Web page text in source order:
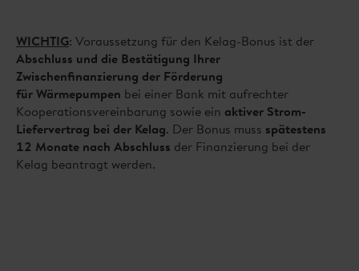
WICHTIG: Voraussetzung für den Kelag-Bonus ist der
Abschluss und die Bestätigung Ihrer
Zwischenfinanzierung der Förderung
für Wärmepumpen bei einer Bank mit aufrechter
Kooperationsvereinbarung sowie ein aktiver Strom-
Liefervertrag bei der Kelag. Der Bonus muss spätestens
12 Monate nach Abschluss der Finanzierung bei der
Kelag beantragt werden.